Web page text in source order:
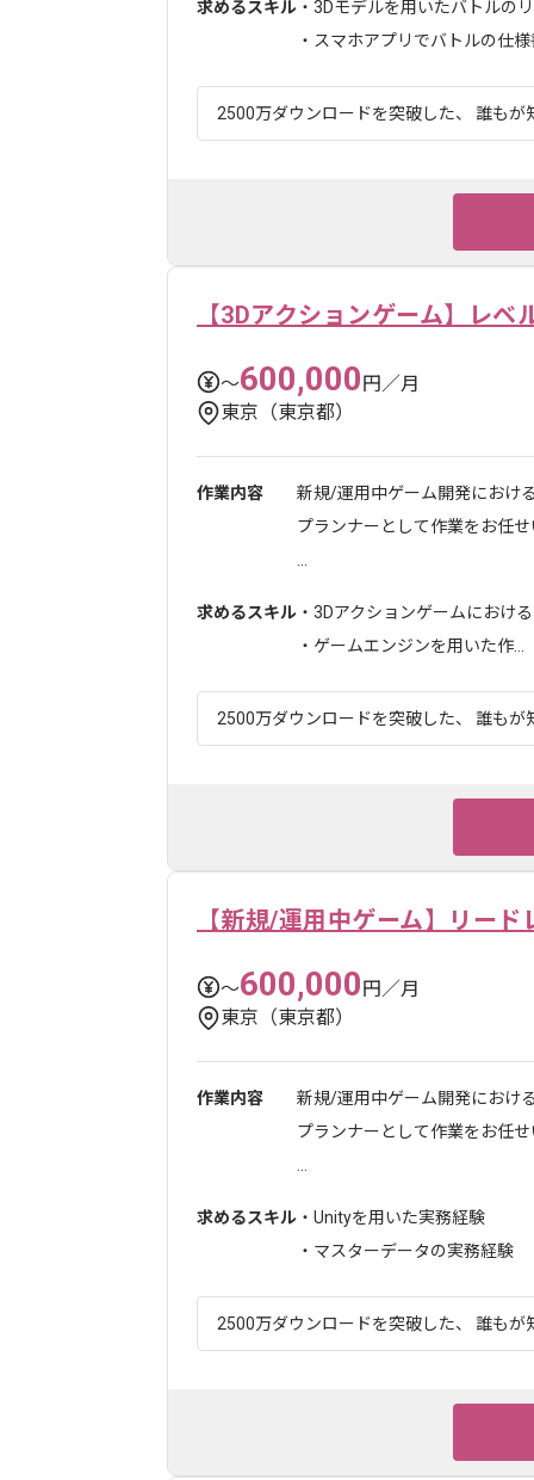
求めるスキル ・3Dモデルを用いたバトルの
・スマホアプリでバトルの仕
2500万ダウンロードを突破した、 誰もが
【3Dアクションゲーム】レベ
〜600,000円／月
東京（東京都）
作業内容
新規/運用中ゲーム開発におけ
プランナーとして作業をお任
求めるスキル ・3Dアクションゲームにおけ
・ゲームエンジンを用いた作...
2500万ダウンロードを突破した、 誰もが
【新規/運用中ゲーム】リー
〜600,000円／月
東京（東京都）
作業内容
新規/運用中ゲーム開発におけ
プランナーとして作業をお任
求めるスキル ・Unityを用いた実務経験
・マスターデータの実務経験
2500万ダウンロードを突破した、 誰もが